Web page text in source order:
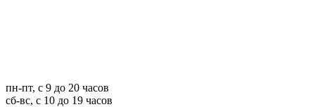
пн-пт, с 9 до 20 часов
сб-вс, с 10 до 19 часов